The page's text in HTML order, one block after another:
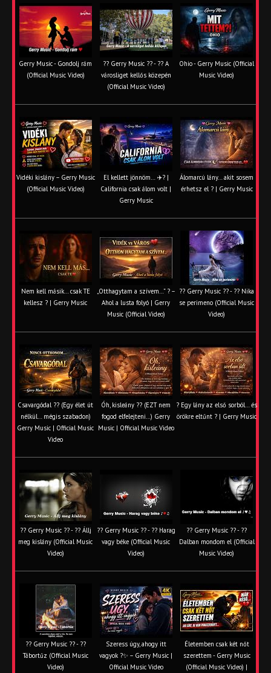
Gerry Music - Gondolj rám
(Official Music Video)
?? Gerry Music ?? - ?? A
városliget kellős közepén
(Official Music Video)
Ohio - Gerry Music (Official
Music Video)
Vidéki kislány – Gerry Music
(Official Music Video)
El kellett jönnöm… ✈️? |
California csak álom volt |
Gerry Music
Álomarcú lány… akit sosem
érhetsz el ? | Gerry Music
Nem kell másik… csak TE
kellesz ? | Gerry Music
„Otthagytam a szívem…” ? –
Ahol a lusta folyó | Gerry
Music (Official Video)
?? Gerry Music ?? - ?? Nika
se perimeno (Official Music
Video)
Csavargódal ?? (Egy élet út
nélkül… mégis szabadon)
Gerry Music | Official Music
Video
Óh, kisleány ?? (EZT nem
fogod elfelejteni…) Gerry
Music | Official Music Video
? Egy lány az első sorból… és
örökre eltűnt ? | Gerry Music
?? Gerry Music ?? - ?? Állj
meg kislány (Official Music
Video)
?? Gerry Music ?? - ?? Harag
vagy béke (Official Music
Video)
?? Gerry Music ?? - ??
Dalban mondom el (Official
Music Video)
?? Gerry Music ?? - ??
Tábortűz (Official Music
Video)
Szeress úgy, ahogy itt
vagyok ?✨ – Gerry Music |
Official Music Video
Életemben csak két nőt
szerettem - Gerry Music
(Official Music Video) |